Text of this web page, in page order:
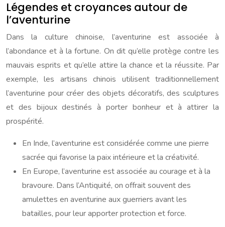
Légendes et croyances autour de
l’aventurine
Dans la culture chinoise, l’aventurine est associée à
l’abondance et à la fortune. On dit qu’elle protège contre les
mauvais esprits et qu’elle attire la chance et la réussite. Par
exemple, les artisans chinois utilisent traditionnellement
l’aventurine pour créer des objets décoratifs, des sculptures
et des bijoux destinés à porter bonheur et à attirer la
prospérité.
En Inde, l’aventurine est considérée comme une pierre
sacrée qui favorise la paix intérieure et la créativité.
En Europe, l’aventurine est associée au courage et à la
bravoure. Dans l’Antiquité, on offrait souvent des
amulettes en aventurine aux guerriers avant les
batailles, pour leur apporter protection et force.